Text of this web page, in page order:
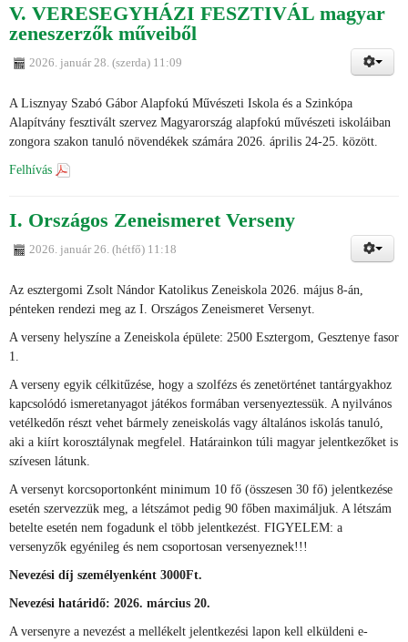
V. VERESEGYHÁZI FESZTIVÁL magyar
zeneszerzők műveiből
2026. január 28. (szerda) 11:09
A Lisznyay Szabó Gábor Alapfokú Művészeti Iskola és a Szinkópa
Alapítvány fesztivált szervez Magyarország alapfokú művészeti iskoláiban
zongora szakon tanuló növendékek számára 2026. április 24-25. között.
Felhívás
I. Országos Zeneismeret Verseny
2026. január 26. (hétfő) 11:18
Az esztergomi Zsolt Nándor Katolikus Zeneiskola 2026. május 8-án,
pénteken rendezi meg az I. Országos Zeneismeret Versenyt.
A verseny helyszíne a Zeneiskola épülete: 2500 Esztergom, Gesztenye fasor
1.
A verseny egyik célkitűzése, hogy a szolfézs és zenetörténet tantárgyakhoz
kapcsolódó ismeretanyagot játékos formában versenyeztessük. A nyilvános
vetélkedőn részt vehet bármely zeneiskolás vagy általános iskolás tanuló,
aki a kiírt korosztálynak megfelel. Határainkon túli magyar jelentkezőket is
szívesen látunk.
A versenyt korcsoportonként minimum 10 fő (összesen 30 fő) jelentkezése
esetén szervezzük meg, a létszámot pedig 90 főben maximáljuk. A létszám
betelte esetén nem fogadunk el több jelentkezést. FIGYELEM: a
versenyzők egyénileg és nem csoportosan versenyeznek!!!
Nevezési díj személyenként 3000Ft.
Nevezési határidő: 2026. március 20.
A versenyre a nevezést a mellékelt jelentkezési lapon kell elküldeni e-